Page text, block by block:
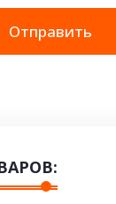
Отправить